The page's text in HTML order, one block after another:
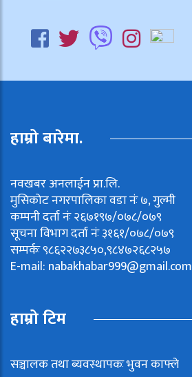
हाम्रो बारेमा.
नवखबर अनलाईन प्रा.लि.
मुसिकोट नगरपालिका वडा नंः ७, गुल्मी
कम्पनी दर्ता नंः २६७१९७/०७८/०७९
सूचना विभाग दर्ता नंः ३१६१/०७८/०७९
सम्पर्कः ९८६२२७३८५०,९८४७२६८२५७
E-mail: nabakhabar999@gmail.com
हाम्रो टिम
सञ्चालक तथा ब्यवस्थापकः भुवन काफ्ले